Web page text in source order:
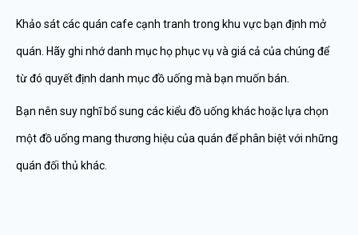
Khảo sát các quán cafe cạnh tranh trong khu vực bạn định mở
quán. Hãy ghi nhớ danh mục họ phục vụ và giá cả của chúng để
từ đó quyết định danh mục đồ uống mà bạn muốn bán.
Bạn nên suy nghĩ bổ sung các kiểu đồ uống khác hoặc lựa chọn
một đồ uống mang thương hiệu của quán để phân biệt với những
quán đối thủ khác.